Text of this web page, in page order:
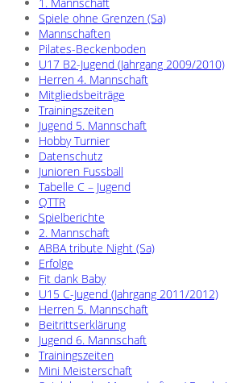
Spiele ohne Grenzen (Sa)
Mannschaften
Pilates-Beckenboden
U17 B2-Jugend (Jahrgang 2009/2010)
Herren 4. Mannschaft
Mitgliedsbeiträge
Trainingszeiten
Jugend 5. Mannschaft
Hobby Turnier
Datenschutz
Junioren Fussball
Tabelle C – Jugend
QTTR
Spielberichte
2. Mannschaft
ABBA tribute Night (Sa)
Erfolge
Fit dank Baby
U15 C-Jugend (Jahrgang 2011/2012)
Herren 5. Mannschaft
Beitrittserklärung
Jugend 6. Mannschaft
Trainingszeiten
Mini Meisterschaft